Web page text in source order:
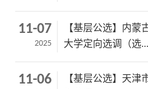
11-07
2025
【基层公选】内蒙
大学定向选调（选...
11-06
【基层公选】天津